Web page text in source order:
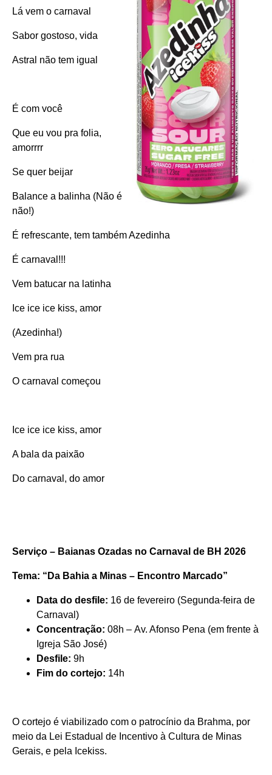
Lá vem o carnaval
Sabor gostoso, vida
Astral não tem igual
É com você
Que eu vou pra folia,
amorrrr
Se quer beijar
Balance a balinha (Não é
não!)
É refrescante, tem também Azedinha
É carnaval!!!
Vem batucar na latinha
Ice ice ice kiss, amor
(Azedinha!)
Vem pra rua
O carnaval começou
Ice ice ice kiss, amor
A bala da paixão
Do carnaval, do amor
Serviço – Baianas Ozadas no Carnaval de BH 2026
Tema: “Da Bahia a Minas – Encontro Marcado”
Data do desfile: 16 de fevereiro (Segunda-feira de
Carnaval)
Concentração: 08h – Av. Afonso Pena (em frente à
Igreja São José)
Desfile: 9h
Fim do cortejo: 14h
O cortejo é viabilizado com o patrocínio da Brahma, por
meio da Lei Estadual de Incentivo à Cultura de Minas
Gerais, e pela Icekiss.